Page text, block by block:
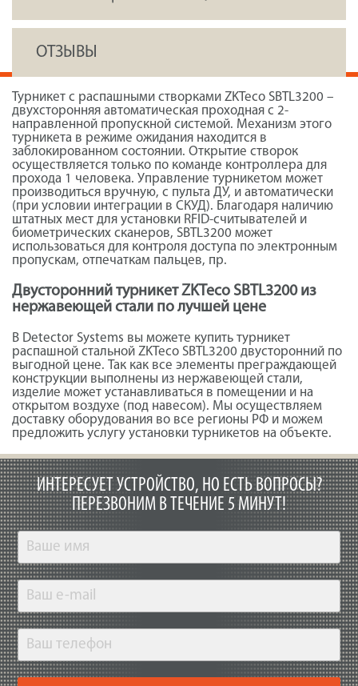
ОТЗЫВЫ
Турникет с распашными створками ZKTeco SBTL3200 –
двухсторонняя автоматическая проходная с 2-
направленной пропускной системой. Механизм этого
турникета в режиме ожидания находится в
заблокированном состоянии. Открытие створок
осуществляется только по команде контроллера для
прохода 1 человека. Управление турникетом может
производиться вручную, с пульта ДУ, и автоматически
(при условии интеграции в СКУД). Благодаря наличию
штатных мест для установки RFID-считывателей и
биометрических сканеров, SBTL3200 может
использоваться для контроля доступа по электронным
пропускам, отпечаткам пальцев, пр.
Двусторонний турникет ZKTeco SBTL3200 из
нержавеющей стали по лучшей цене
В Detector Systems вы можете купить турникет
распашной стальной ZKTeco SBTL3200 двусторонний по
выгодной цене. Так как все элементы преграждающей
конструкции выполнены из нержавеющей стали,
изделие может устанавливаться в помещении и на
открытом воздухе (под навесом). Мы осуществляем
доставку оборудования во все регионы РФ и можем
предложить услугу установки турникетов на объекте.
ИНТЕРЕСУЕТ УСТРОЙСТВО, НО ЕСТЬ ВОПРОСЫ?
ПЕРЕЗВОНИМ В ТЕЧЕНИЕ 5 МИНУТ!